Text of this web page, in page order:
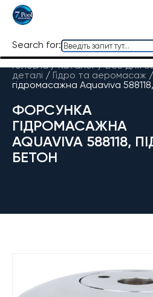
Search for:
Головна / Каталог/Все для
деталі / Гідро та аеромасаж /
гідромасажна Aquaviva
ФОРСУНКА
ГІДРОМАСАЖНА
AQUAVIVA 588118,
БЕТОН